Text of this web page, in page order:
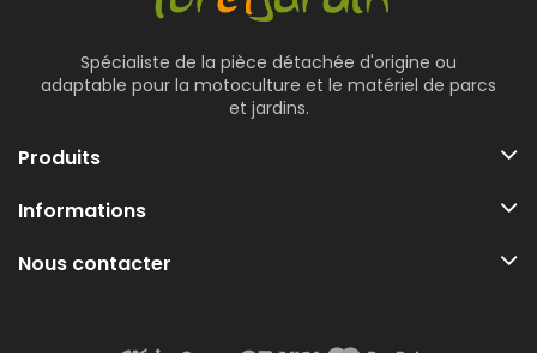
Spécialiste de la pièce détachée d'origine ou
adaptable pour la motoculture et le matériel de parcs
et jardins.
Produits
Informations
Nous contacter